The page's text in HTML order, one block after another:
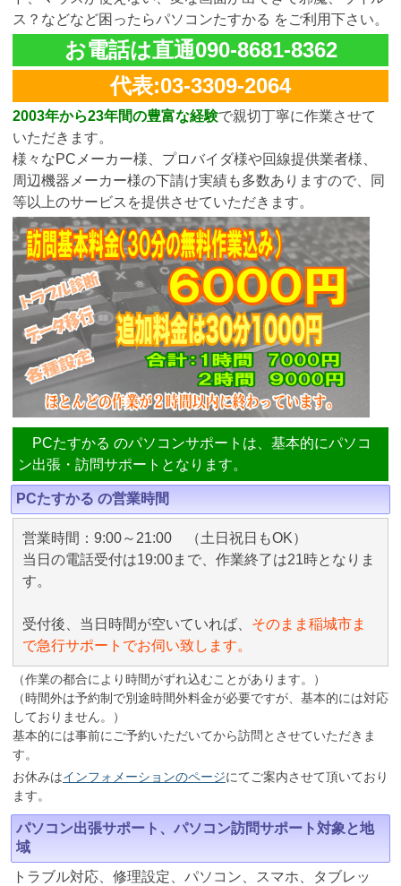
ス？などなど困ったらパソコンたすかる をご利用下さい。
お電話は直通090-8681-8362
代表:03-3309-2064
2003年から23年間の豊富な経験で親切丁寧に作業させて
いただきます。
様々なPCメーカー様、プロバイダ様や回線提供業者様、
周辺機器メーカー様の下請け実績も多数ありますので、同
等以上のサービスを提供させていただきます。
PCたすかる のパソコンサポートは、基本的にパソコ
ン出張・訪問サポートとなります。
PCたすかる の営業時間
営業時間：9:00～21:00 （土日祝日もOK）
当日の電話受付は19:00まで、作業終了は21時となりま
す。
受付後、当日時間が空いていれば、 そのまま稲城市ま
で急行サポートでお伺い致します。
（作業の都合により時間がずれ込むことがあります。）
（時間外は予約制で別途時間外料金が必要ですが、基本的には対応
しておりません。）
基本的には事前にご予約いただいてから訪問とさせていただきま
す。
お休みはインフォメーションのページにてご案内させて頂いており
ます。
パソコン出張サポート、パソコン訪問サポート対象と地
域
トラブル対応、修理設定、パソコン、スマホ、タブレッ